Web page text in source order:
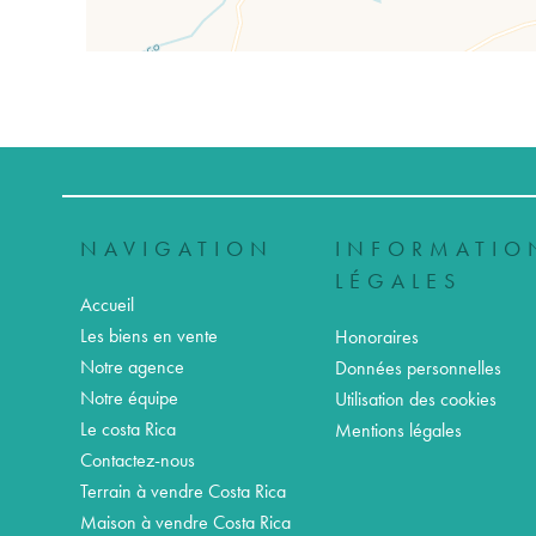
NAVIGATION
Accueil
Les biens en vente
Notre agence
Notre équipe
Le costa Rica
Contactez-nous
Terrain à vendre Costa Rica
Maison à vendre Costa Rica
LÉGALES
Honoraires
Données personnelles
Utilisation des cookies
Mentions légales